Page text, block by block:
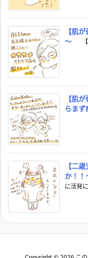
【肌
～
【
【肌
らま
【二
か！！
に活発